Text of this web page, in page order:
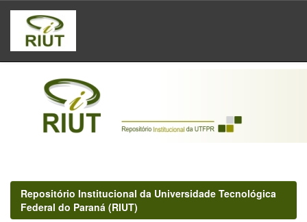
Skip
navigation
Repositório Institucional da Universidade Tecnológica
Federal do Paraná (RIUT)